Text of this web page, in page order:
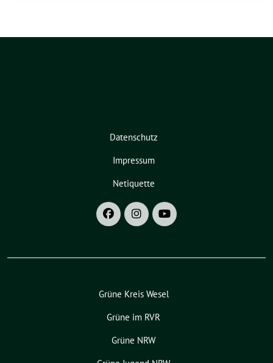
Datenschutz
Impressum
Netiquette
Grüne Kreis Wesel
Grüne im RVR
Grüne NRW